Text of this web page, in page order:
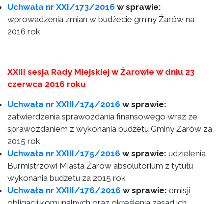
Uchwała nr XXI/173/2016 w sprawie:
wprowadzenia zmian w budżecie gminy Żarów na
2016 rok
XXIII sesja Rady Miejskiej w Żarowie w dniu 23
czerwca 2016 roku
Uchwała nr XXIII/174/2016 w sprawie:
zatwierdzenia sprawozdania finansowego wraz ze
sprawozdaniem z wykonania budżetu Gminy Żarów za
2015 rok
Uchwała nr XXIII/175/2016 w sprawie: udzielenia
Burmistrzowi Miasta Żarów absolutorium z tytułu
wykonania budżetu za 2015 rok
Uchwała nr XXIII/176/2016 w sprawie: emisji